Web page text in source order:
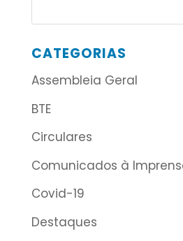
CATEGORIAS
Assembleia Geral
BTE
Circulares
Comunicados à
Covid-19
Destaques